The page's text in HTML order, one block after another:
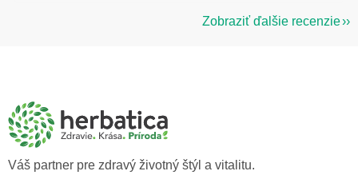
Zobraziť ďalšie recenzie
Váš partner pre zdravý životný štýl a vitalitu.